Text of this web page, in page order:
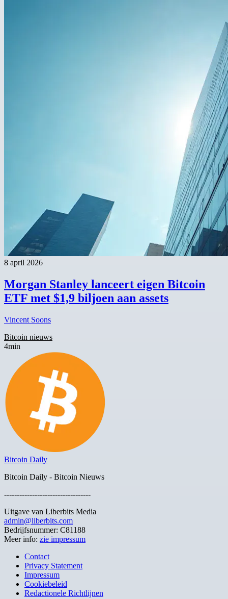
8 april 2026
Morgan Stanley lanceert eigen Bitcoin
ETF met $1,9 biljoen aan assets
Vincent Soons
Bitcoin nieuws
4min
Bitcoin Daily
Bitcoin Daily - Bitcoin Nieuws
----------------------------------
Uitgave van Liberbits Media
admin@liberbits.com
Bedrijfsnummer: C81188
Meer info: zie impressum
Contact
Privacy Statement
Impressum
Cookiebeleid
Redactionele Richtlijnen